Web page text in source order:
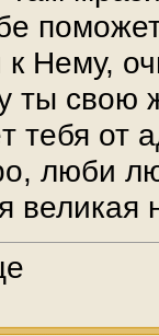
Нему,
ты свою
тебя от
люби
великая